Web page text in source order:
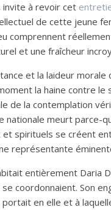
invite à revoir cet
de cette jeune
comprennent
et une fraîcheur
et la laideur
la haine contre
de la contemplation
meurt parce-
spirituels se créent
représentante
entièrement Daria
coordonnaient. Son
en elle et à